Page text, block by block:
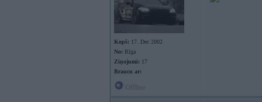
Kopš: 17. Dec 2002
No: Rīga
Ziņojumi: 17
Braucu ar: